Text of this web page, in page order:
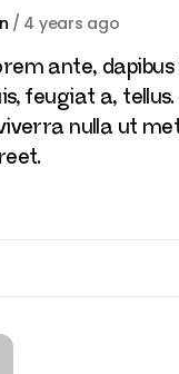
/ 4 years ago
ante, dapibus
feugiat a, tellus.
nulla ut